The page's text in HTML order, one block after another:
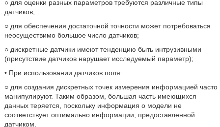
○ для оценки разных параметров требуются различные типы
датчиков;
○ для обеспечения достаточной точности может потребоваться
неосуществимо большое число датчиков;
○ дискретные датчики имеют тенденцию быть интрузивными
(присутствие датчиков нарушает исследуемый параметр);
• При использовании датчиков поля:
○ для создания дискретных точек измерения информацией часто
манипулируют. Таким образом, большая часть имеющихся
данных теряется, поскольку информация о модели не
соответствует оптимально информации, предоставленной
датчиком.